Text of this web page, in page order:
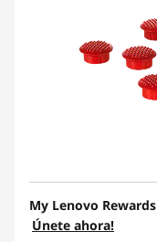
My Lenovo Rewards
Únete ahora!